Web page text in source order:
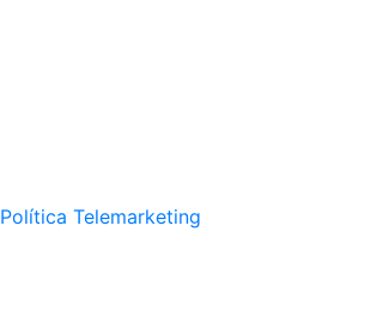
Política Telemarketing